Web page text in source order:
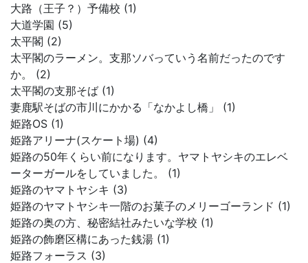
大路（王子？）予備校 (1)
大道学園 (5)
太平閣 (2)
太平閣のラーメン。支那ソバっていう名前だったのです
か。 (2)
太平閣の支那そば (1)
妻鹿駅そばの市川にかかる「なかよし橋」 (1)
姫路OS (1)
姫路アリーナ(スケート場) (4)
姫路の50年くらい前になります。ヤマトヤシキのエレベ
ーターガールをしていました。 (1)
姫路のヤマトヤシキ (3)
姫路のヤマトヤシキ一階のお菓子のメリーゴーランド (1)
姫路の奥の方、秘密結社みたいな学校 (1)
姫路の飾磨区構にあった銭湯 (1)
姫路フォーラス (3)